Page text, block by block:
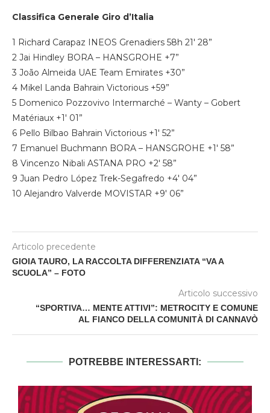
Classifica Generale Giro d’Italia
1 Richard Carapaz INEOS Grenadiers 58h 21′ 28”
2 Jai Hindley BORA – HANSGROHE +7”
3 João Almeida UAE Team Emirates +30”
4 Mikel Landa Bahrain Victorious +59”
5 Domenico Pozzovivo Intermarché – Wanty – Gobert
Matériaux +1′ 01”
6 Pello Bilbao Bahrain Victorious +1′ 52”
7 Emanuel Buchmann BORA – HANSGROHE +1′ 58”
8 Vincenzo Nibali ASTANA PRO +2′ 58”
9 Juan Pedro López Trek-Segafredo +4′ 04”
10 Alejandro Valverde MOVISTAR +9′ 06”
Articolo precedente
GIOIA TAURO, LA RACCOLTA DIFFERENZIATA “VA A
SCUOLA” – FOTO
Articolo successivo
“SPORTIVA… MENTE ATTIVI”: METROCITY E COMUNE
AL FIANCO DELLA COMUNITÀ DI CANNAVÒ
POTREBBE INTERESSARTI: